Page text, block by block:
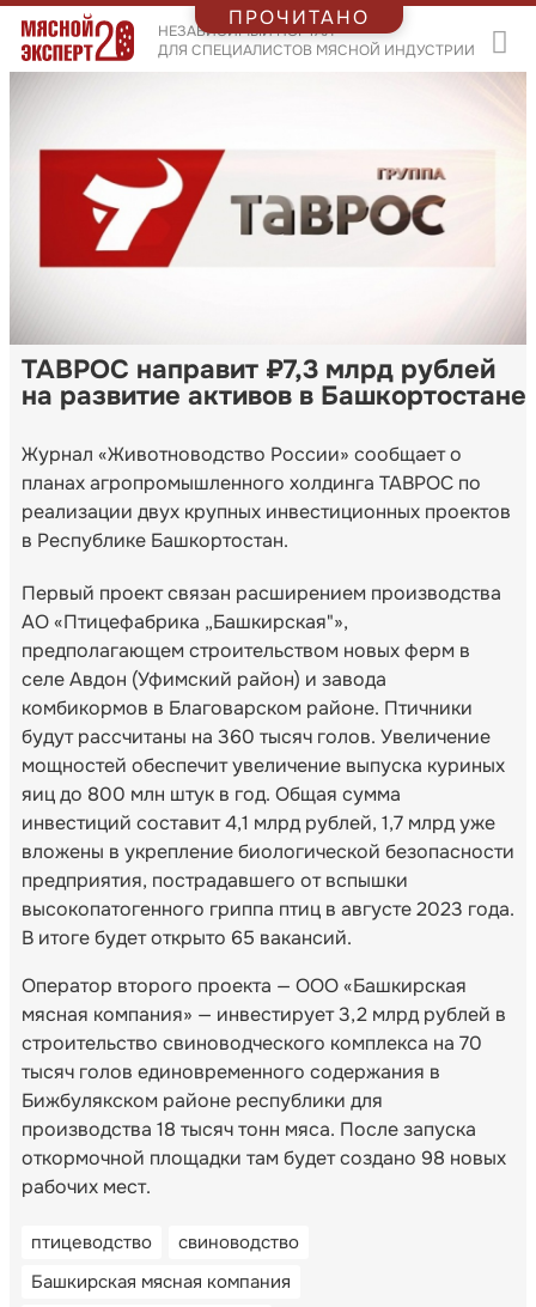
НЕЗАВИСИМЫЙ ПОРТАЛ
ДЛЯ СПЕЦИАЛИСТОВ МЯСНОЙ ИНДУСТРИИ
ТАВРОС направит ₽7,3 млрд рублей
на развитие активов в Башкортостане
Журнал «Животноводство России» сообщает о
планах агропромышленного холдинга ТАВРОС по
реализации двух крупных инвестиционных проектов
в Республике Башкортостан.
Первый проект связан расширением производства
АО «Птицефабрика „Башкирская"»,
предполагающем строительством новых ферм в
селе Авдон (Уфимский район) и завода
комбикормов в Благоварском районе. Птичники
будут рассчитаны на 360 тысяч голов. Увеличение
мощностей обеспечит увеличение выпуска куриных
яиц до 800 млн штук в год. Общая сумма
инвестиций составит 4,1 млрд рублей, 1,7 млрд уже
вложены в укрепление биологической безопасности
предприятия, пострадавшего от вспышки
высокопатогенного гриппа птиц в августе 2023 года.
В итоге будет открыто 65 вакансий.
Оператор второго проекта — ООО «Башкирская
мясная компания» — инвестирует 3,2 млрд рублей в
строительство свиноводческого комплекса на 70
тысяч голов единовременного содержания в
Бижбулякском районе республики для
производства 18 тысяч тонн мяса. После запуска
откормочной площадки там будет создано 98 новых
рабочих мест.
птицеводство
свиноводство
Башкирская мясная компания
ПРОЧИТАНО